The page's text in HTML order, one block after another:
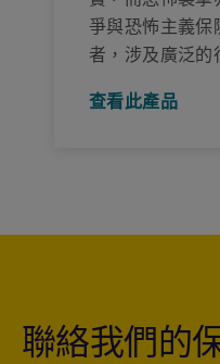
爭與恐怖主義保
者，涉及廣泛的
查看此產品
聯絡我們的